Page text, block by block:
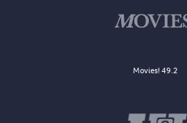
Movies! 49.2